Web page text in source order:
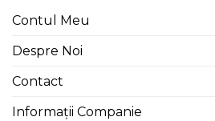
Contul Meu
Despre Noi
Contact
Informații Companie